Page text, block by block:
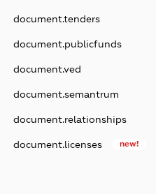
document.tenders
document.publicfunds
document.ved
document.semantrum
document.relationships
document.licenses new!